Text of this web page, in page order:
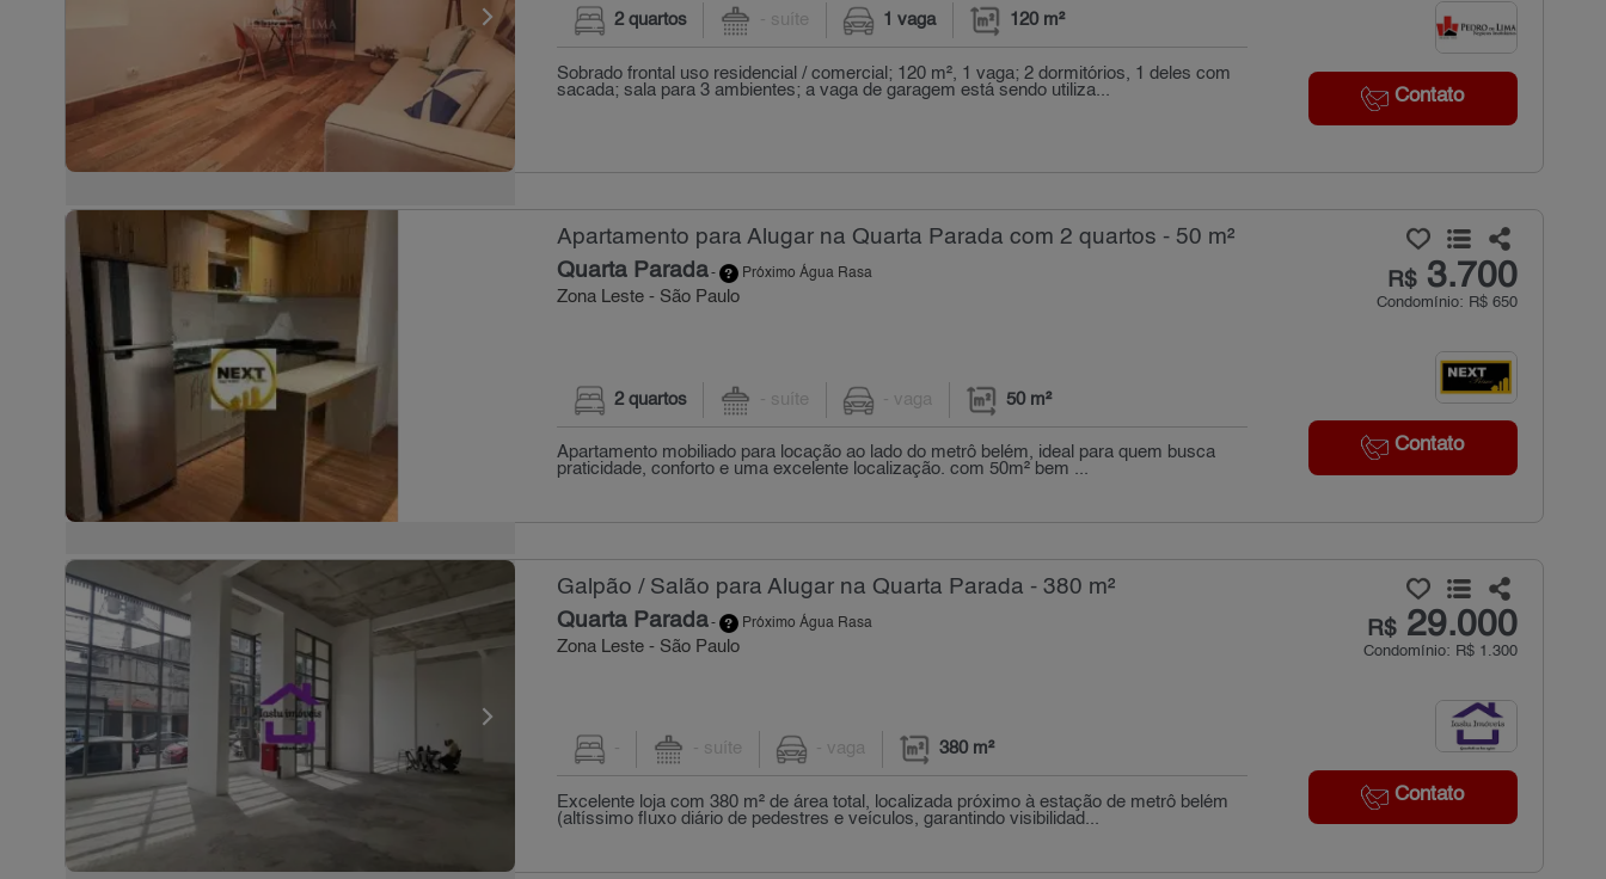
Contato
2 quartos - suíte 1 vaga 120 m²
Sobrado frontal uso residencial / comercial; 120 m², 1 vaga; 2 dormitórios, 1 deles com
sacada; sala para 3 ambientes; a vaga de garagem está sendo utiliza...
Apartamento para Alugar na Quarta Parada com 2 quartos - 50 m²
Quarta Parada- Próximo Água Rasa
Zona Leste - São Paulo
R$3.700
Condomínio: R$ 650
Contato
2 quartos - suíte - vaga 50 m²
Apartamento mobiliado para locação ao lado do metrô belém, ideal para quem busca
praticidade, conforto e uma excelente localização. com 50m² bem ...
Galpão / Salão para Alugar na Quarta Parada - 380 m²
Quarta Parada- Próximo Água Rasa
Zona Leste - São Paulo
R$29.000
Condomínio: R$ 1.300
Contato
- - suíte - vaga 380 m²
Excelente loja com 380 m² de área total, localizada próximo à estação de metrô belém
(altíssimo fluxo diário de pedestres e veículos, garantindo visibilidad...